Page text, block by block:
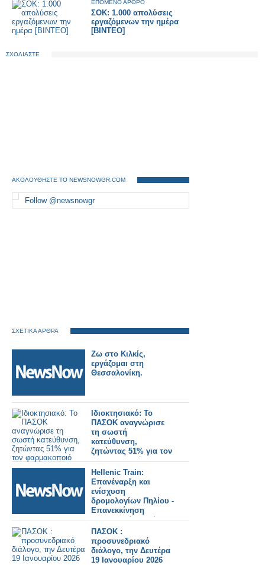
ΕΠΟΜΕΝΟ ΑΡΘΡΟ
ΣΟΚ: 1.000 απολύσεις
εργαζόμενων την ημέρα
[ΒΙΝΤΕΟ]
ΣΧΟΛΙΑΣΤΕ
ΑΚΟΛΟΥΘΗΣΤΕ ΤΟ NEWSNOWGR.COM
Follow @newsnowgr
ΣΧΕΤΙΚΑ ΑΡΘΡΑ
Ζω στο Κιλκίς,
εργάζομαι στη
Θεσσαλονίκη.
Ιδιοκτησιακό: Το
ΠΑΣΟΚ αναγνώρισε
τη σωστή
κατεύθυνση,
ζητώντας 51% για τον
φαρμακοποιό
Hellenic Train:
Επανέναρξη και
ενίσχυση
δρομολογίων Πηλίου -
Επανεκκίνηση
Θεσσαλονίκη - Σέρρες
- Θεσσαλονίκη
ΠΑΣΟΚ :
προσυνεδριακό
διάλογο, την Δευτέρα
19 Ιανουαρίου 2026